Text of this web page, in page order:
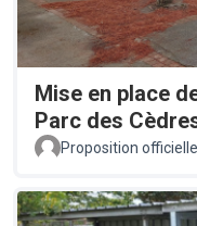
Mise en place
Parc des
Proposition officielle